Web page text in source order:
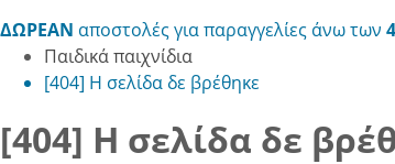
ΔΩΡΕΑΝ αποστολές για παραγγελίες άνω των
Παιδικά παιχνίδια
[404] Η σελίδα δε βρέθηκε
[404] Η σελίδα δε